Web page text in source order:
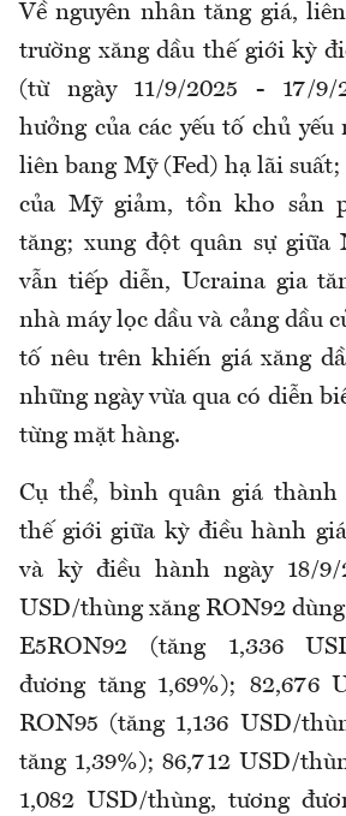
Về nguyên nhân tăng giá,
trường xăng dầu thế giới kỳ
(từ ngày 11/9/2025 - 17/9/
hưởng của các yếu tố chủ
liên bang Mỹ (Fed) hạ lãi
của Mỹ giảm, tồn kho sản
tăng; xung đột quân sự giữa
vẫn tiếp diễn, Ucraina gia
nhà máy lọc dầu và cảng dầu
tố nêu trên khiến giá xăng
những ngày vừa qua có diễn
từng mặt hàng.
Cụ thể, bình quân giá thành
thế giới giữa kỳ điều hành
và kỳ điều hành ngày 18/9/
USD/thùng xăng RON92
E5RON92 (tăng 1,336
đương tăng 1,69%); 82,676
RON95 (tăng 1,136 USD/
tăng 1,39%); 86,712 USD/
1,082 USD/thùng, tương